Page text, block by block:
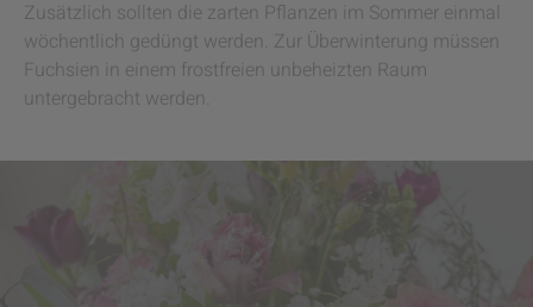
Zusätzlich sollten die zarten Pflanzen im Sommer einmal
wöchentlich gedüngt werden. Zur Überwinterung müssen
Fuchsien in einem frostfreien unbeheizten Raum
untergebracht werden.